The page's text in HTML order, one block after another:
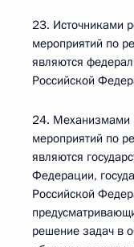
23. Источниками
мероприятий по
являются
Российской
24. Механизмами
мероприятий по
являются
Федерации,
Российской
решение задач в